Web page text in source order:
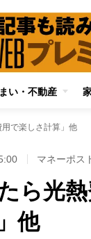
い・不動産
で楽しさ計算」他
マネーポス
ら光
他